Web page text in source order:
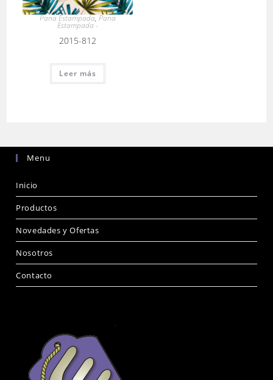
Pana Estampada,Pana
Estampada -
2015-812
Leer más
Menu
Inicio
Productos
Novedades y Ofertas
Nosotros
Contacto